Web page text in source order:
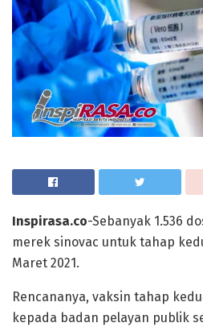
Inspirasa.co-Sebanyak 1.536
merek sinovac untuk tahap
Maret 2021.
Rencananya, vaksin tahap
kepada badan pelayan publik